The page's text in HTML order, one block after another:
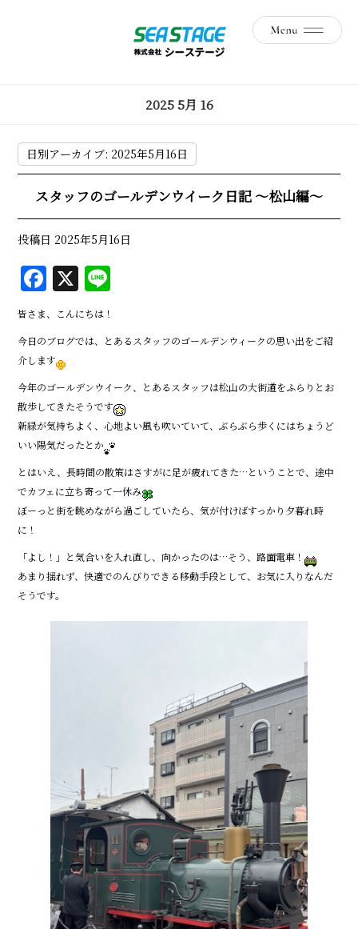
2025 5月 16
日別アーカイブ: 2025年5月16日
スタッフのゴールデンウイーク日記 ～松山編～
投稿日 2025年5月16日
F
a
c
e
b
o
o
k
X
e
皆さま、こんにちは！
今日のブログでは、とあるスタッフのゴールデンウィークの思い出をご紹
介します
今年のゴールデンウイーク、とあるスタッフは松山の大街道をふらりとお
散歩してきたそうです
新緑が気持ちよく、心地よい風も吹いていて、ぶらぶら歩くにはちょうど
いい陽気だったとか
とはいえ、長時間の散策はさすがに足が疲れてきた…ということで、途中
でカフェに立ち寄って一休み
ぼーっと街を眺めながら過ごしていたら、気が付けばすっかり夕暮れ時
に！
「よし！」と気合いを入れ直し、向かったのは…そう、路面電車！
あまり揺れず、快適でのんびりできる移動手段として、お気に入りなんだ
そうです。